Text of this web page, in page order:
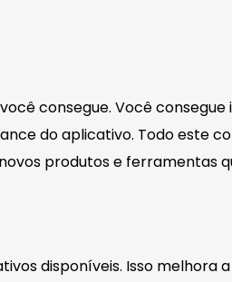
consegue. Você
do aplicativo. Todo este
produtos e ferramentas
disponíveis. Isso melhora